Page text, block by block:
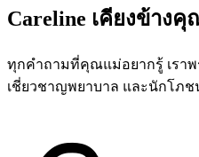
Careline เคียงข้า
ทุกคำถามที่คุณแม่อยากรู้ เรา
เชี่ยวชาญพยาบาล และนักโภช